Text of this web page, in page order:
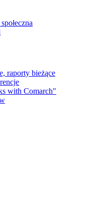
raporty bieżące
with Comarch"